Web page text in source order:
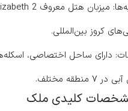
کروز بین‌المللی.
دارای ساحل اختصاصی،
۷ منطقه مختلف.
کلیدی ملک